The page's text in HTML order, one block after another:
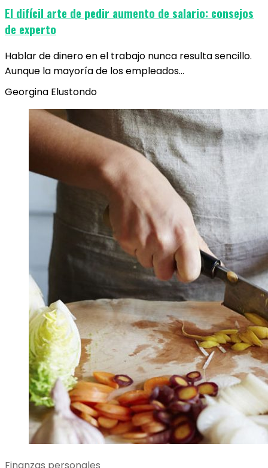
El difícil arte de pedir aumento de salario: consejos
de experto
Hablar de dinero en el trabajo nunca resulta sencillo.
Aunque la mayoría de los empleados…
Georgina Elustondo